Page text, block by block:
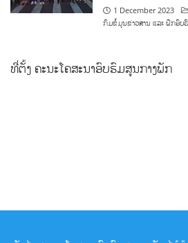
1 December 2023
ກົມຂໍ້ມູນຂ່າວສານ ແລະ ຝຶກອົບ
ທີ່ຕັ້ງ ຄະນະໂຄສະນາອົບຮົມສູນກາງພັກ